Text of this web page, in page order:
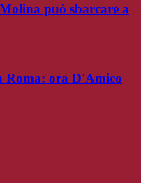
può sbarcare a
Roma: ora D'Amico